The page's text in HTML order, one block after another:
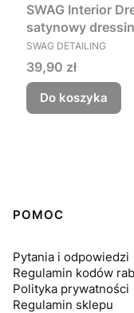
SWAG Interior
satynowy
PRODUCENT
SWAG DETAILING
Cena
39,90 zł
Do koszyka
Linki w stopce
POMOC
Pytania i odpowiedzi
Regulamin kodów
Polityka prywatności
Regulamin sklepu